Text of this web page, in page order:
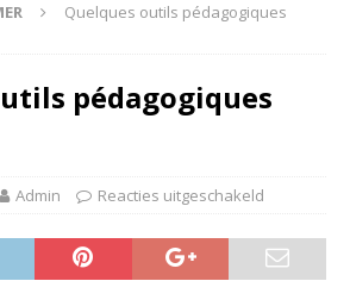
Quelques outils pédagogiques
pédagogiques
Admin Reacties uitgeschakeld